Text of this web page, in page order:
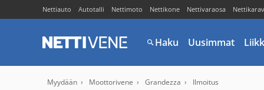
Nettiauto Autotalli Nettimoto Nettikone Nettivaraosa
Haku Uusimmat
Myydään Moottorivene Grandezza Ilmoitus